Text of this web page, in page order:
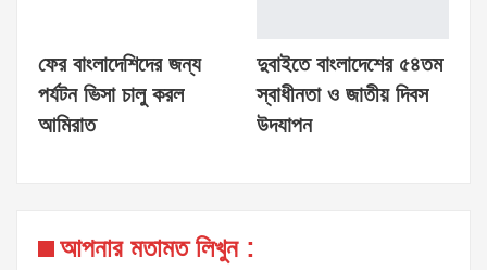
ফের বাংলাদেশিদের জন্য
পর্যটন ভিসা চালু করল
আমিরাত
দুবাইতে বাংলাদেশের ৫৪তম
স্বাধীনতা ও জাতীয় দিবস
উদযাপন
আপনার মতামত লিখুন :